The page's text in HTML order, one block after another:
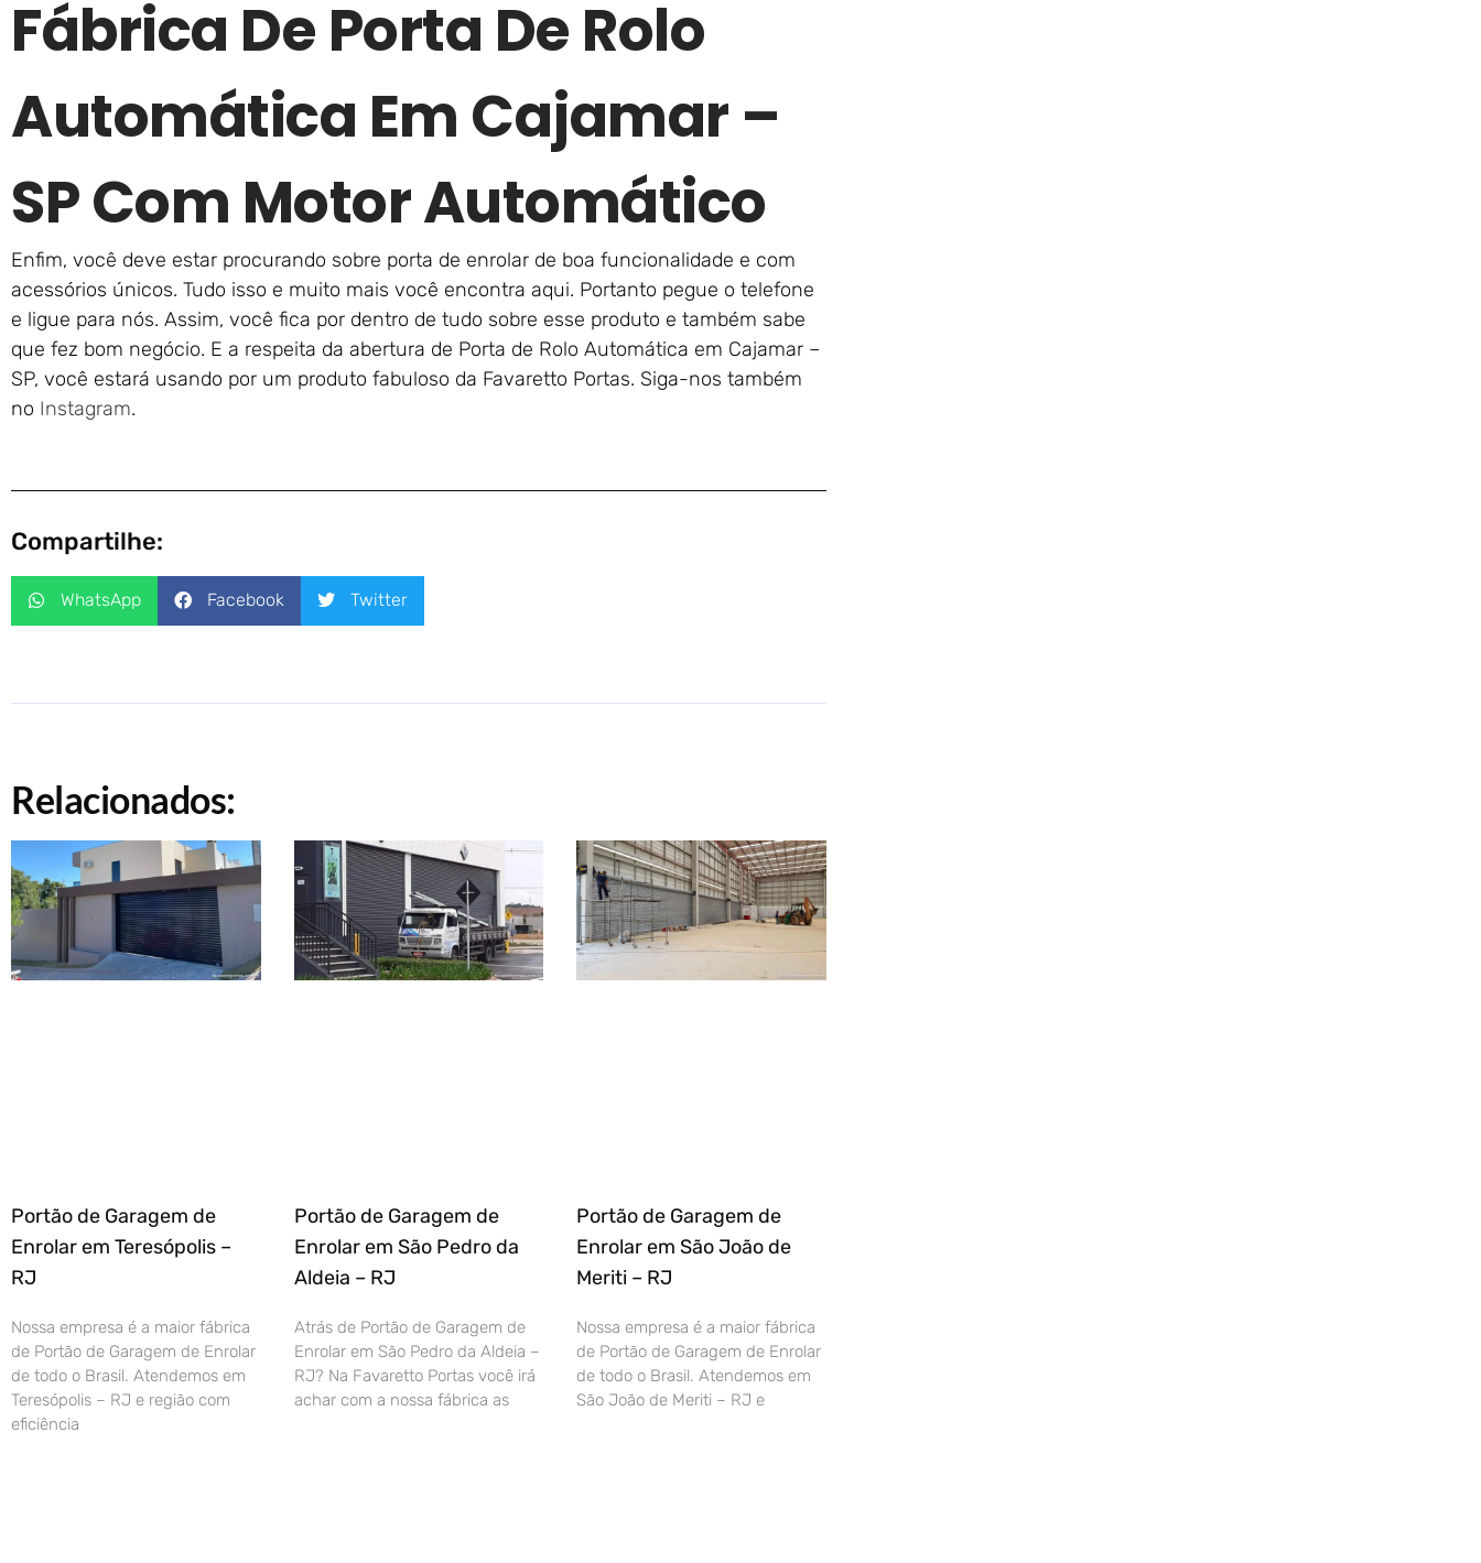
Fábrica De Porta De Rolo
Automática Em Cajamar –
SP Com Motor Automático
Enfim, você deve estar procurando sobre porta de enrolar de boa funcionalidade e com
acessórios únicos. Tudo isso e muito mais você encontra aqui. Portanto pegue o telefone
e ligue para nós. Assim, você fica por dentro de tudo sobre esse produto e também sabe
que fez bom negócio. E a respeita da abertura de Porta de Rolo Automática em Cajamar –
SP, você estará usando por um produto fabuloso da Favaretto Portas. Siga-nos também
no Instagram.
Compartilhe:
WhatsApp Facebook Twitter
Relacionados:
Portão de Garagem de
Enrolar em Teresópolis –
RJ
Nossa empresa é a maior fábrica
de Portão de Garagem de Enrolar
de todo o Brasil. Atendemos em
Teresópolis – RJ e região com
eficiência
Portão de Garagem de
Enrolar em São Pedro da
Aldeia – RJ
Atrás de Portão de Garagem de
Enrolar em São Pedro da Aldeia –
RJ? Na Favaretto Portas você irá
achar com a nossa fábrica as
Portão de Garagem de
Enrolar em São João de
Meriti – RJ
Nossa empresa é a maior fábrica
de Portão de Garagem de Enrolar
de todo o Brasil. Atendemos em
São João de Meriti – RJ e